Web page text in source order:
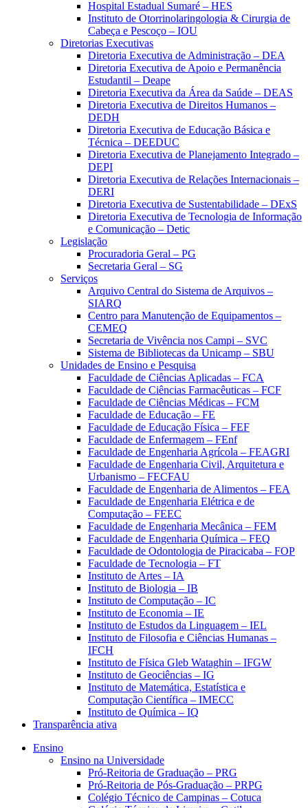
Hospital Estadual Sumaré – HES
Instituto de Otorrinolaringologia & Cirurgia de
Cabeça e Pescoço – IOU
Diretorias Executivas
Diretoria Executiva de Administração – DEA
Diretoria Executiva de Apoio e Permanência
Estudantil – Deape
Diretoria Executiva da Área da Saúde – DEAS
Diretoria Executiva de Direitos Humanos –
DEDH
Diretoria Executiva de Educação Básica e
Técnica – DEEDUC
Diretoria Executiva de Planejamento Integrado –
DEPI
Diretoria Executiva de Relações Internacionais –
DERI
Diretoria Executiva de Sustentabilidade – DExS
Diretoria Executiva de Tecnologia de Informação
e Comunicação – Detic
Legislação
Procuradoria Geral – PG
Secretaria Geral – SG
Serviços
Arquivo Central do Sistema de Arquivos –
SIARQ
Centro para Manutenção de Equipamentos –
CEMEQ
Secretaria de Vivência nos Campi – SVC
Sistema de Bibliotecas da Unicamp – SBU
Unidades de Ensino e Pesquisa
Faculdade de Ciências Aplicadas – FCA
Faculdade de Ciências Farmacêuticas – FCF
Faculdade de Ciências Médicas – FCM
Faculdade de Educação – FE
Faculdade de Educação Física – FEF
Faculdade de Enfermagem – FEnf
Faculdade de Engenharia Agrícola – FEAGRI
Faculdade de Engenharia Civil, Arquitetura e
Urbanismo – FECFAU
Faculdade de Engenharia de Alimentos – FEA
Faculdade de Engenharia Elétrica e de
Computação – FEEC
Faculdade de Engenharia Mecânica – FEM
Faculdade de Engenharia Química – FEQ
Faculdade de Odontologia de Piracicaba – FOP
Faculdade de Tecnologia – FT
Instituto de Artes – IA
Instituto de Biologia – IB
Instituto de Computação – IC
Instituto de Economia – IE
Instituto de Estudos da Linguagem – IEL
Instituto de Filosofia e Ciências Humanas –
IFCH
Instituto de Física Gleb Wataghin – IFGW
Instituto de Geociências – IG
Instituto de Matemática, Estatística e
Computação Científica – IMECC
Instituto de Química – IQ
Transparência ativa
Ensino
Ensino na Universidade
Pró-Reitoria de Graduação – PRG
Pró-Reitoria de Pós-Graduação – PRPG
Colégio Técnico de Campinas – Cotuca